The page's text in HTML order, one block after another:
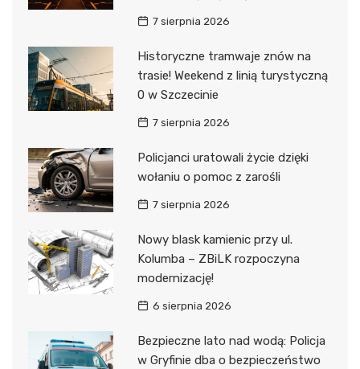
7 sierpnia 2026
Historyczne tramwaje znów na
trasie! Weekend z linią turystyczną
0 w Szczecinie
7 sierpnia 2026
Policjanci uratowali życie dzięki
wołaniu o pomoc z zarośli
7 sierpnia 2026
Nowy blask kamienic przy ul.
Kolumba – ZBiLK rozpoczyna
modernizację!
6 sierpnia 2026
Bezpieczne lato nad wodą: Policja
w Gryfinie dba o bezpieczeństwo